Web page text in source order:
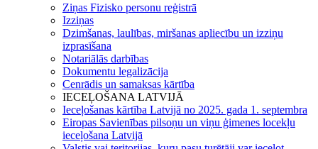
Ziņas Fizisko personu reģistrā
Izziņas
Dzimšanas, laulības, miršanas apliecību un izziņu
izprasīšana
Notariālās darbības
Dokumentu legalizācija
Cenrādis un samaksas kārtība
IECEĻOŠANA LATVIJĀ
Ieceļošanas kārtība Latvijā no 2025. gada 1. septembra
Eiropas Savienības pilsoņu un viņu ģimenes locekļu
ieceļošana Latvijā